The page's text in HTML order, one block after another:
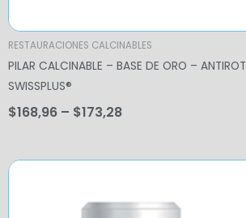
RESTAURACIONES CALCINABLES
PILAR CALCINABLE – BASE DE ORO –
SWISSPLUS®
$168,96 – $173,28